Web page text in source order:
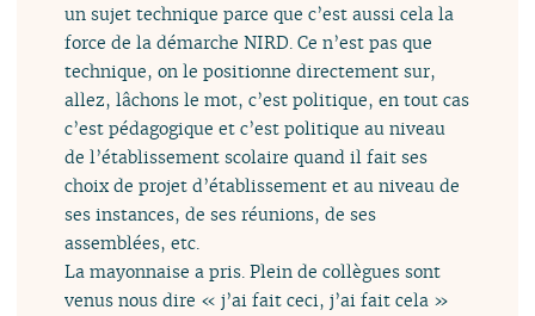
un sujet technique parce que c’est aussi cela la
force de la démarche NIRD. Ce n’est pas que
technique, on le positionne directement sur,
allez, lâchons le mot, c’est politique, en tout cas
c’est pédagogique et c’est politique au niveau
de l’établissement scolaire quand il fait ses
choix de projet d’établissement et au niveau de
ses instances, de ses réunions, de ses
assemblées, etc.
La mayonnaise a pris. Plein de collègues sont
venus nous dire « j’ai fait ceci, j’ai fait cela »